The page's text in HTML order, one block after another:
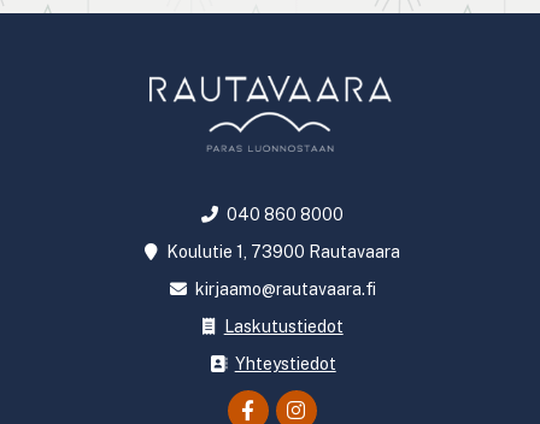
040 860 8000
Koulutie 1, 73900 Rautavaara
kirjaamo@rautavaara.fi
Laskutustiedot
Yhteystiedot